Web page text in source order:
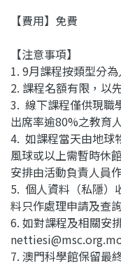
【費用】免費
【注意事項】
1. 9月課程按類型分為
2. 課程名額有限，以
3. 線下課程僅供現職
出席率逾80%之教育
4. 如課程當天由地球
風球或以上需暫時休
安排由活動負責人員
5. 個人資料（私隱）
料只作處理申請及查
6. 如對課程及相關安
7. 澳門科學館保留最